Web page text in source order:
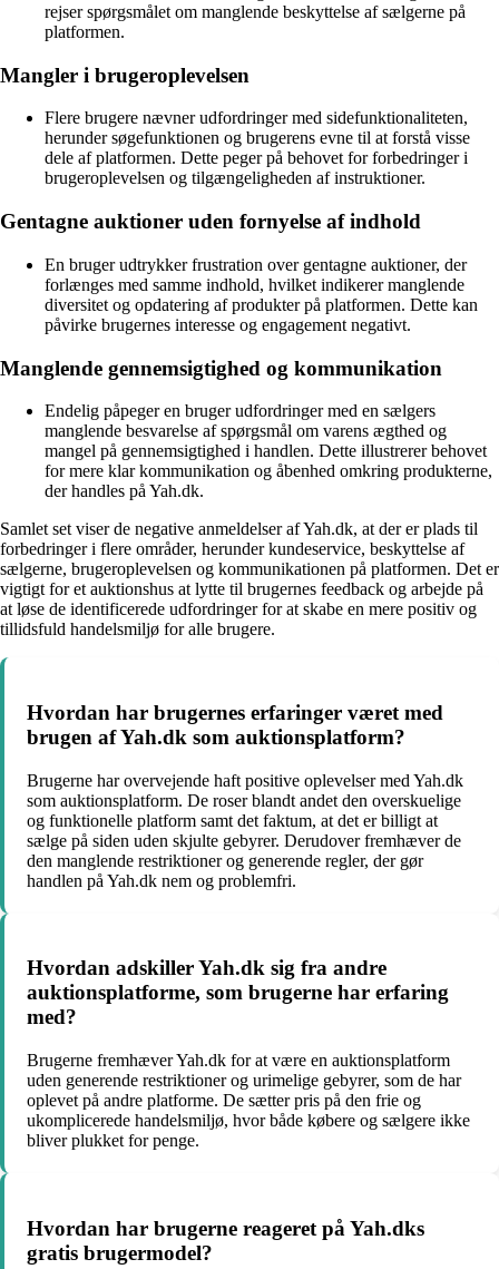
rejser spørgsmålet om manglende beskyttelse af sælgerne på
platformen.
Mangler i brugeroplevelsen
Flere brugere nævner udfordringer med sidefunktionaliteten,
herunder søgefunktionen og brugerens evne til at forstå visse
dele af platformen. Dette peger på behovet for forbedringer i
brugeroplevelsen og tilgængeligheden af instruktioner.
Gentagne auktioner uden fornyelse af indhold
En bruger udtrykker frustration over gentagne auktioner, der
forlænges med samme indhold, hvilket indikerer manglende
diversitet og opdatering af produkter på platformen. Dette kan
påvirke brugernes interesse og engagement negativt.
Manglende gennemsigtighed og kommunikation
Endelig påpeger en bruger udfordringer med en sælgers
manglende besvarelse af spørgsmål om varens ægthed og
mangel på gennemsigtighed i handlen. Dette illustrerer behovet
for mere klar kommunikation og åbenhed omkring produkterne,
der handles på Yah.dk.
Samlet set viser de negative anmeldelser af Yah.dk, at der er plads til
forbedringer i flere områder, herunder kundeservice, beskyttelse af
sælgerne, brugeroplevelsen og kommunikationen på platformen. Det er
vigtigt for et auktionshus at lytte til brugernes feedback og arbejde på
at løse de identificerede udfordringer for at skabe en mere positiv og
tillidsfuld handelsmiljø for alle brugere.
Hvordan har brugernes erfaringer været med
brugen af Yah.dk som auktionsplatform?
Brugerne har overvejende haft positive oplevelser med Yah.dk
som auktionsplatform. De roser blandt andet den overskuelige
og funktionelle platform samt det faktum, at det er billigt at
sælge på siden uden skjulte gebyrer. Derudover fremhæver de
den manglende restriktioner og generende regler, der gør
handlen på Yah.dk nem og problemfri.
Hvordan adskiller Yah.dk sig fra andre
auktionsplatforme, som brugerne har erfaring
med?
Brugerne fremhæver Yah.dk for at være en auktionsplatform
uden generende restriktioner og urimelige gebyrer, som de har
oplevet på andre platforme. De sætter pris på den frie og
ukomplicerede handelsmiljø, hvor både købere og sælgere ikke
bliver plukket for penge.
Hvordan har brugerne reageret på Yah.dks
gratis brugermodel?